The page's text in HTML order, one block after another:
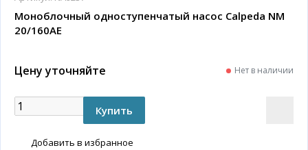
Моноблочный одноступенчатый насос Calpeda NM
20/160AE
Цену уточняйте Нет в наличии
Добавить в избранное